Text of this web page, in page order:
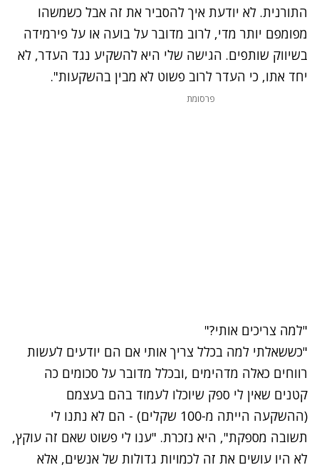
התורנית. לא יודעת איך להסביר את זה אבל כשמשהו
מפומפם יותר מדי, לרוב מדובר על בועה או על פירמידה
בשיווק שותפים. הגישה שלי היא להשקיע נגד העדר, לא
יחד אתו, כי העדר לרוב פשוט לא מבין בהשקעות".
פרסומת
נסה שוב
"למה צריכים אותי?"
"כששאלתי למה בכלל צריך אותי אם הם יודעים לעשות
רווחים כאלה מדהימים ,ובכלל מדובר על סכומים כה
קטנים שאין לי ספק שיוכלו לעמוד בהם בעצמם
(ההשקעה הייתה מ-100 שקלים) - הם לא נתנו לי
תשובה מספקת", היא נזכרת. "ענו לי פשוט שאם זה עוקץ,
לא היו עושים את זה לכמויות גדולות של אנשים, אלא